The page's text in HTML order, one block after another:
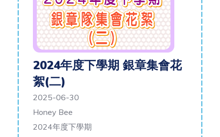
2024年度下學期 銀章集會花
絮(二)
2025-06-30
Honey Bee
2024年度下學期